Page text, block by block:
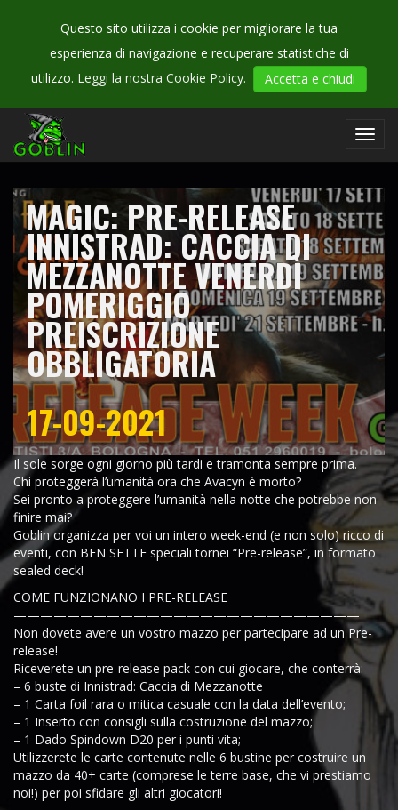
Questo sito utilizza i cookie per migliorare la tua
esperienza di navigazione e recuperare statistiche di
utilizzo. Leggi la nostra Cookie Policy. Accetta e chiudi
CHECK
OUR
MAGIC: PRE-RELEASE
INNISTRAD: CACCIA DI
MEZZANOTTE VENERDÌ
POMERIGGIO
PREISCRIZIONE
OBBLIGATORIA
17-09-2021
Il sole sorge ogni giorno più tardi e tramonta sempre prima.
Chi proteggerà l’umanità ora che Avacyn è morto?
Sei pronto a proteggere l’umanità nella notte che potrebbe non
finire mai?
Goblin organizza per voi un intero week-end (e non solo) ricco di
eventi, con BEN SETTE speciali tornei “Pre-release”, in formato
sealed deck!
COME FUNZIONANO I PRE-RELEASE
——————————————————————————
Non dovete avere un vostro mazzo per partecipare ad un Pre-
release!
Riceverete un pre-release pack con cui giocare, che conterrà:
– 6 buste di Innistrad: Caccia di Mezzanotte
– 1 Carta foil rara o mitica casuale con la data dell’evento;
– 1 Inserto con consigli sulla costruzione del mazzo;
– 1 Dado Spindown D20 per i punti vita;
Utilizzerete le carte contenute nelle 6 bustine per costruire un
mazzo da 40+ carte (comprese le terre base, che vi prestiamo
noi!) per poi sfidare gli altri giocatori!